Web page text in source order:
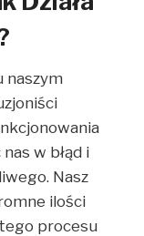
naszym
w błąd i
Nasz
ilości
procesu